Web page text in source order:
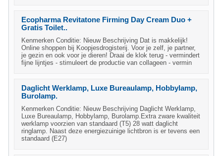
Ecopharma Revitatone Firming Day Cream Duo +
Gratis Toilet..
Kenmerken Conditie: Nieuw Beschrijving Dat is makkelijk!
Online shoppen bij Koopjesdrogisterij. Voor je zelf, je partner,
je gezin en ook voor je dieren! Draai de klok terug - vermindert
fijne lijntjes - stimuleert de productie van collageen - vermin
Daglicht Werklamp, Luxe Bureaulamp, Hobbylamp,
Burolamp.
Kenmerken Conditie: Nieuw Beschrijving Daglicht Werklamp,
Luxe Bureaulamp, Hobbylamp, Burolamp.Extra zware kwaliteit
werklamp voorzien van standaard (T5) 28 watt daglicht
ringlamp. Naast deze energiezuinige lichtbron is er tevens een
standaard (E27)